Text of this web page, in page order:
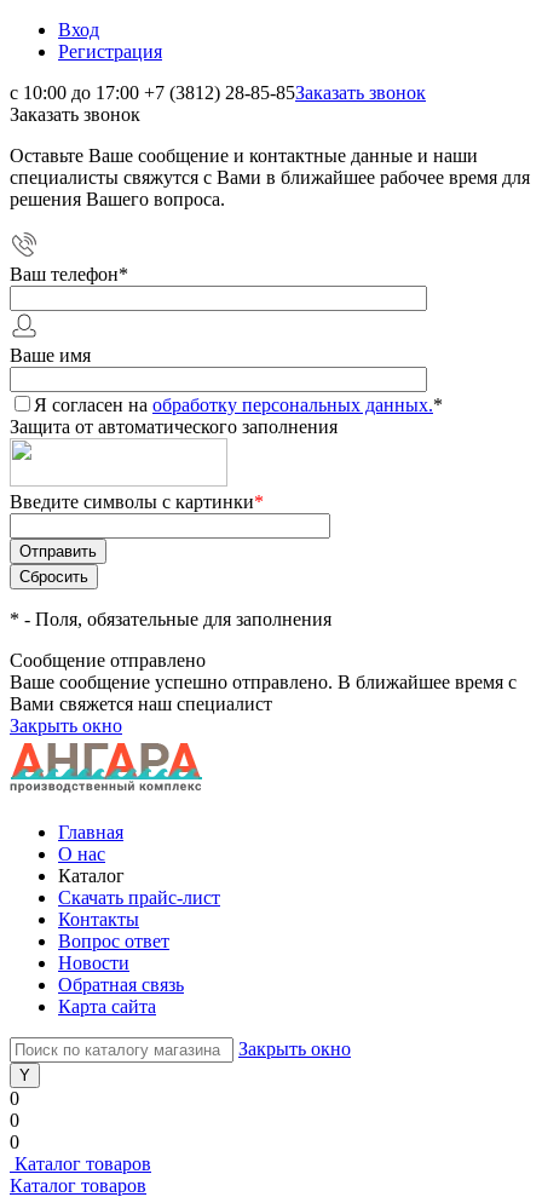
Вход
Регистрация
с 10:00 до 17:00 +7 (3812) 28-85-85Заказать звонок
Заказать звонок
Оставьте Ваше сообщение и контактные данные и наши
специалисты свяжутся с Вами в ближайшее рабочее время для
решения Вашего вопроса.
Ваш телефон*
Ваше имя
Я согласен на обработку персональных данных.*
Защита от автоматического заполнения
Введите символы с картинки*
* - Поля, обязательные для заполнения
Сообщение отправлено
Ваше сообщение успешно отправлено. В ближайшее время с
Вами свяжется наш специалист
Закрыть окно
Главная
О нас
Каталог
Скачать прайс-лист
Контакты
Вопрос ответ
Новости
Обратная связь
Карта сайта
Закрыть окно
0
0
0
Каталог товаров
Каталог товаров